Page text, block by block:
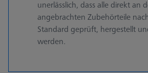
unerlässlich, dass alle direkt an
angebrachten Zubehörteile
Standard geprüft, hergestellt
werden.